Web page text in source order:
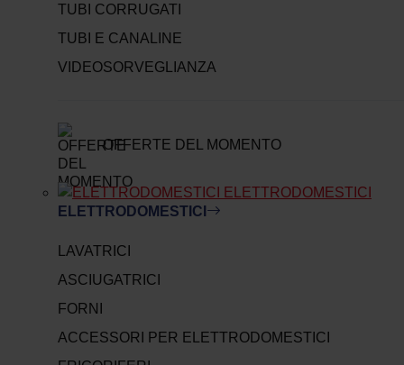
TUBI CORRUGATI
TUBI E CANALINE
VIDEOSORVEGLIANZA
OFFERTE DEL MOMENTO
ELETTRODOMESTICI
ELETTRODOMESTICI
LAVATRICI
ASCIUGATRICI
FORNI
ACCESSORI PER ELETTRODOMESTICI